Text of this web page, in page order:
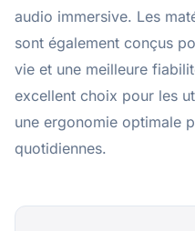
audio immersive. Les
sont également conçus
vie et une meilleure
excellent choix pour les
une ergonomie optimale
quotidiennes.